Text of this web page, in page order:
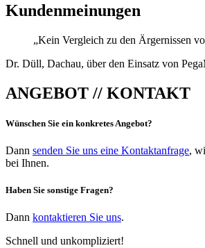
Kundenmeinungen
„Kein Vergleich zu den Ärgernissen
Dr. Düll, Dachau, über den Einsatz von
ANGEBOT // KONTAKT
Wünschen Sie ein konkretes Angebot?
Dann senden Sie uns eine Kontaktanfrage,
bei Ihnen.
Haben Sie sonstige Fragen?
Dann kontaktieren Sie uns.
Schnell und unkompliziert!